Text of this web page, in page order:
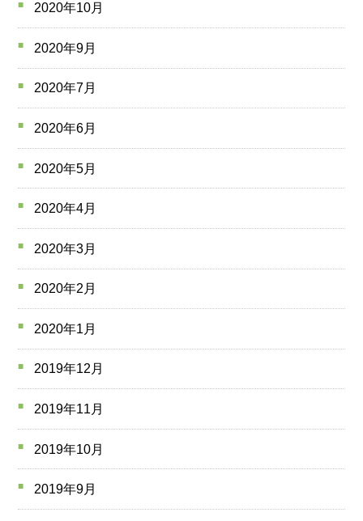
2020年10月
2020年9月
2020年7月
2020年6月
2020年5月
2020年4月
2020年3月
2020年2月
2020年1月
2019年12月
2019年11月
2019年10月
2019年9月